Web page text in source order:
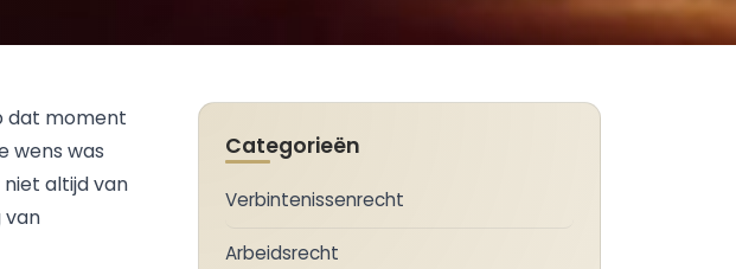
dat moment
wens was
altijd van
van
Categorieën
Verbintenissenrecht
Arbeidsrecht